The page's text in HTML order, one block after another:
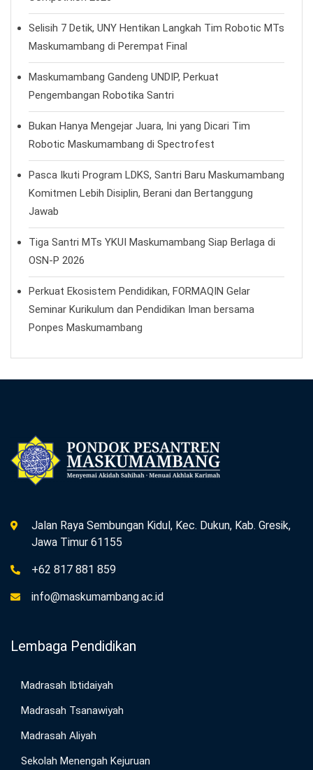
Selisih 7 Detik, UNY Hentikan Langkah Tim Robotic MTs
Maskumambang di Perempat Final
Maskumambang Gandeng UNDIP, Perkuat
Pengembangan Robotika Santri
Bukan Hanya Mengejar Juara, Ini yang Dicari Tim
Robotic Maskumambang di Spectrofest
Pasca Ikuti Program LDKS, Santri Baru Maskumambang
Komitmen Lebih Disiplin, Berani dan Bertanggung
Jawab
Tiga Santri MTs YKUI Maskumambang Siap Berlaga di
OSN-P 2026
Perkuat Ekosistem Pendidikan, FORMAQIN Gelar
Seminar Kurikulum dan Pendidikan Iman bersama
Ponpes Maskumambang
Jalan Raya Sembungan Kidul, Kec. Dukun, Kab. Gresik,
Jawa Timur 61155
+62 817 881 859
info@maskumambang.ac.id
Lembaga Pendidikan
Madrasah Ibtidaiyah
Madrasah Tsanawiyah
Madrasah Aliyah
Sekolah Menengah Kejuruan